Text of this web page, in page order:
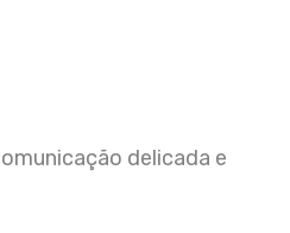
delicada e